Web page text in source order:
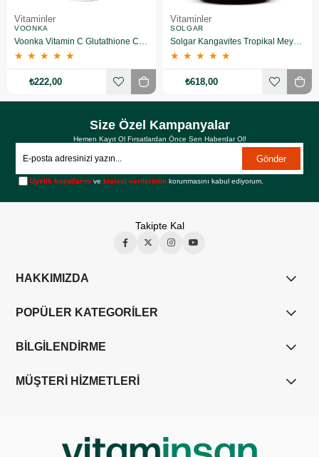
Vitaminler
VOONKA
Voonka Vitamin C Glutathione Complex Efervesan 15 Tablet
★ ★ ★ ★ ★
₺222,00
Vitaminler
SOLGAR
Solgar Kangavites Tropikal Meyve Aromalı 60 Tablet
★ ★ ★ ★ ★
₺618,00
Size Özel Kampanyalar
Hemen Kayıt Ol Fırsatlardan Önce Sen Haberdar Ol!
Gönder
Üyelik koşullarını vekişisel verilerimin korunmasını kabul ediyorum.
Takipte Kal
HAKKIMIZDA
POPÜLER KATEGORİLER
BİLGİLENDİRME
MÜŞTERİ HİZMETLERİ